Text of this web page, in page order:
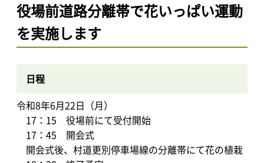
役場前道路分離帯で花いっぱい運動
を実施します
日程
令和8年6月22日（月）
17：15 役場前にて受付開始
17：45 開会式
開会式後、村道更別停車場線の分離帯にて花の植栽